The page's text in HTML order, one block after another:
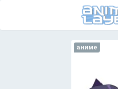
аниме